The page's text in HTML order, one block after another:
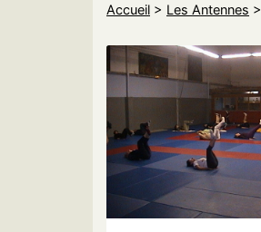
Accueil > Les Antennes >